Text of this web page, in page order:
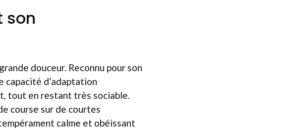
son
douceur. Reconnu pour son
capacité d’adaptation
tout en restant très sociable.
course sur de courtes
calme et obéissant